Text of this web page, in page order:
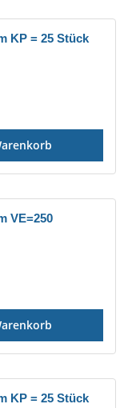
KP = 25 Stück
VE=250
KP = 25 Stück